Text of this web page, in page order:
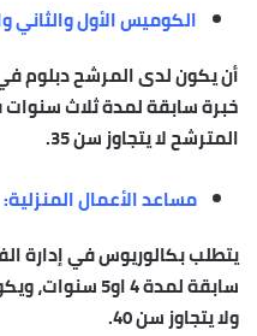
الكوميس الأول والثاني
أن يكون لدى المرشح دبلوم
المترشح لا يتجاوز سن 35.
مساعد الأعمال المنزلية:
يتطلب بكالوريوس في إدارة
ولا يتجاوز سن 40.